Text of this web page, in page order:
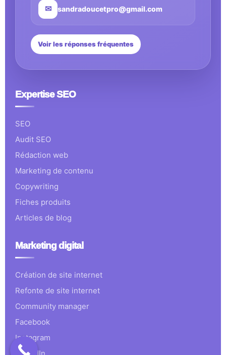
✉ sandradoucetpro@gmail.com
Voir les réponses fréquentes
Expertise SEO
SEO
Audit SEO
Rédaction web
Marketing de contenu
Copywriting
Fiches produits
Articles de blog
Marketing digital
Création de site internet
Refonte de site internet
Community manager
Facebook
Instagram
LinkedIn